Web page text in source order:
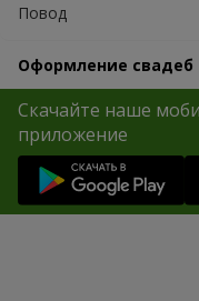
Повод
Оформление свадеб
Скачайте наше
приложение